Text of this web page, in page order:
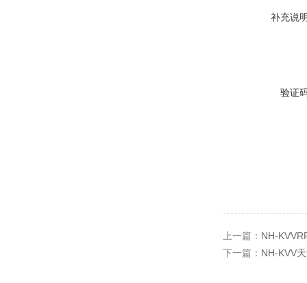
补充说
验证
上一篇： NH-
下一篇： NH-KVV